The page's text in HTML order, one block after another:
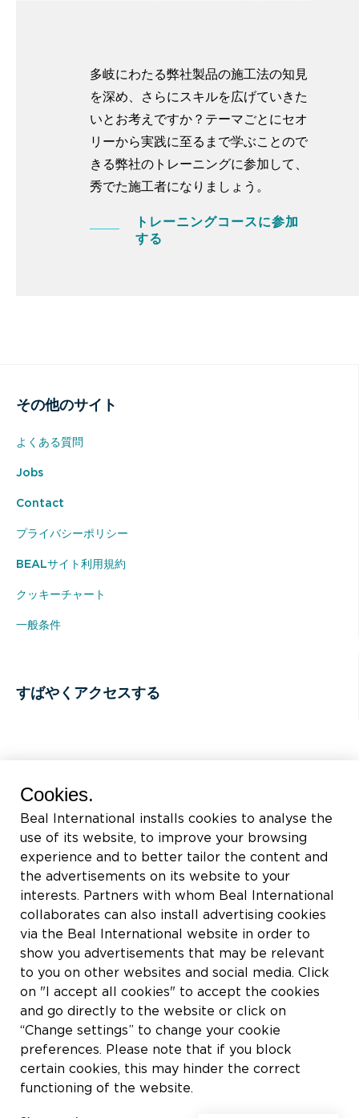
多岐にわたる弊社製品の施工法の知見
を深め、さらにスキルを広げていきた
いとお考えですか？テーマごとにセオ
リーから実践に至るまで学ぶことので
きる弊社のトレーニングに参加して、
秀でた施工者になりましょう。
トレーニングコースに参加
する
その他のサイト
よくある質問
Jobs
Contact
プライバシーポリシー
BEALサイト利用規約
クッキーチャート
一般条件
すばやくアクセスする
付加価値税:BE0414.592.153
+32 81 83 57 57
info@beal.be
私たちをフォローしてください
Cookies.
Beal International installs cookies to analyse the
use of its website, to improve your browsing
experience and to better tailor the content and
the advertisements on its website to your
interests. Partners with whom Beal International
collaborates can also install advertising cookies
via the Beal International website in order to
show you advertisements that may be relevant
to you on other websites and social media. Click
on "I accept all cookies" to accept the cookies
and go directly to the website or click on
“Change settings” to change your cookie
preferences. Please note that if you block
certain cookies, this may hinder the correct
functioning of the website.